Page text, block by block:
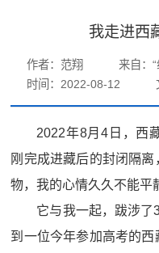
我走进西
作者：范翔
来自：
时间：2022-08-12
2022年8月4日，西
刚完成进藏后的封闭隔
物，我的心情久久不能平
它与我一起，跋涉了
到一位今年参加高考的